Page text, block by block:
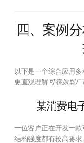
四、案例
以下是一个综合应用
更直观理解可靠原型厂
某消费电
一位客户正在开发一
结构强度都有较高要求